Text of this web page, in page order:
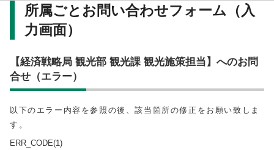
所属ごとお問い合わせフォーム（入
力画面）
【経済戦略局 観光部 観光課 観光施策担当】へのお問
合せ（エラー）
以下のエラー内容を参照の後、該当箇所の修正をお願い致しま
す。
ERR_CODE(1)